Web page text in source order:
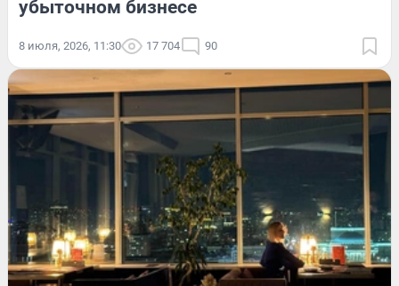
убыточном бизнесе
8 июля, 2026, 11:30 17 704 90